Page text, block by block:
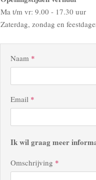
Ma t/m vr: 9.00 - 17.30 uur
Zaterdag, zondag en
Naam *
Email *
Ik wil graag meer
Omschrijving *